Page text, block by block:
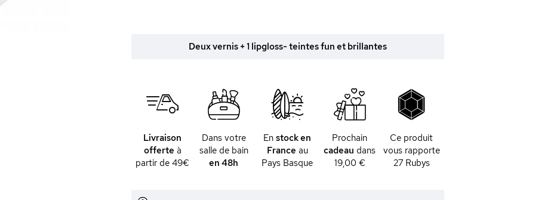
Deux vernis + 1 lipgloss- teintes fun et brillantes
Livraison
offerte à
partir de 49€
Dans votre
salle de bain
en 48h
Enstock en
France au
Pays Basque
Prochain
cadeau dans
19,00 €
Ce produit
vous rapporte
27Rubys